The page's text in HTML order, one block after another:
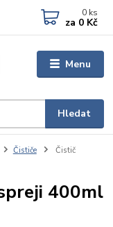
Menu
Hledat
0 ks
za 0 Kč
Čističe
Čistič
400ml